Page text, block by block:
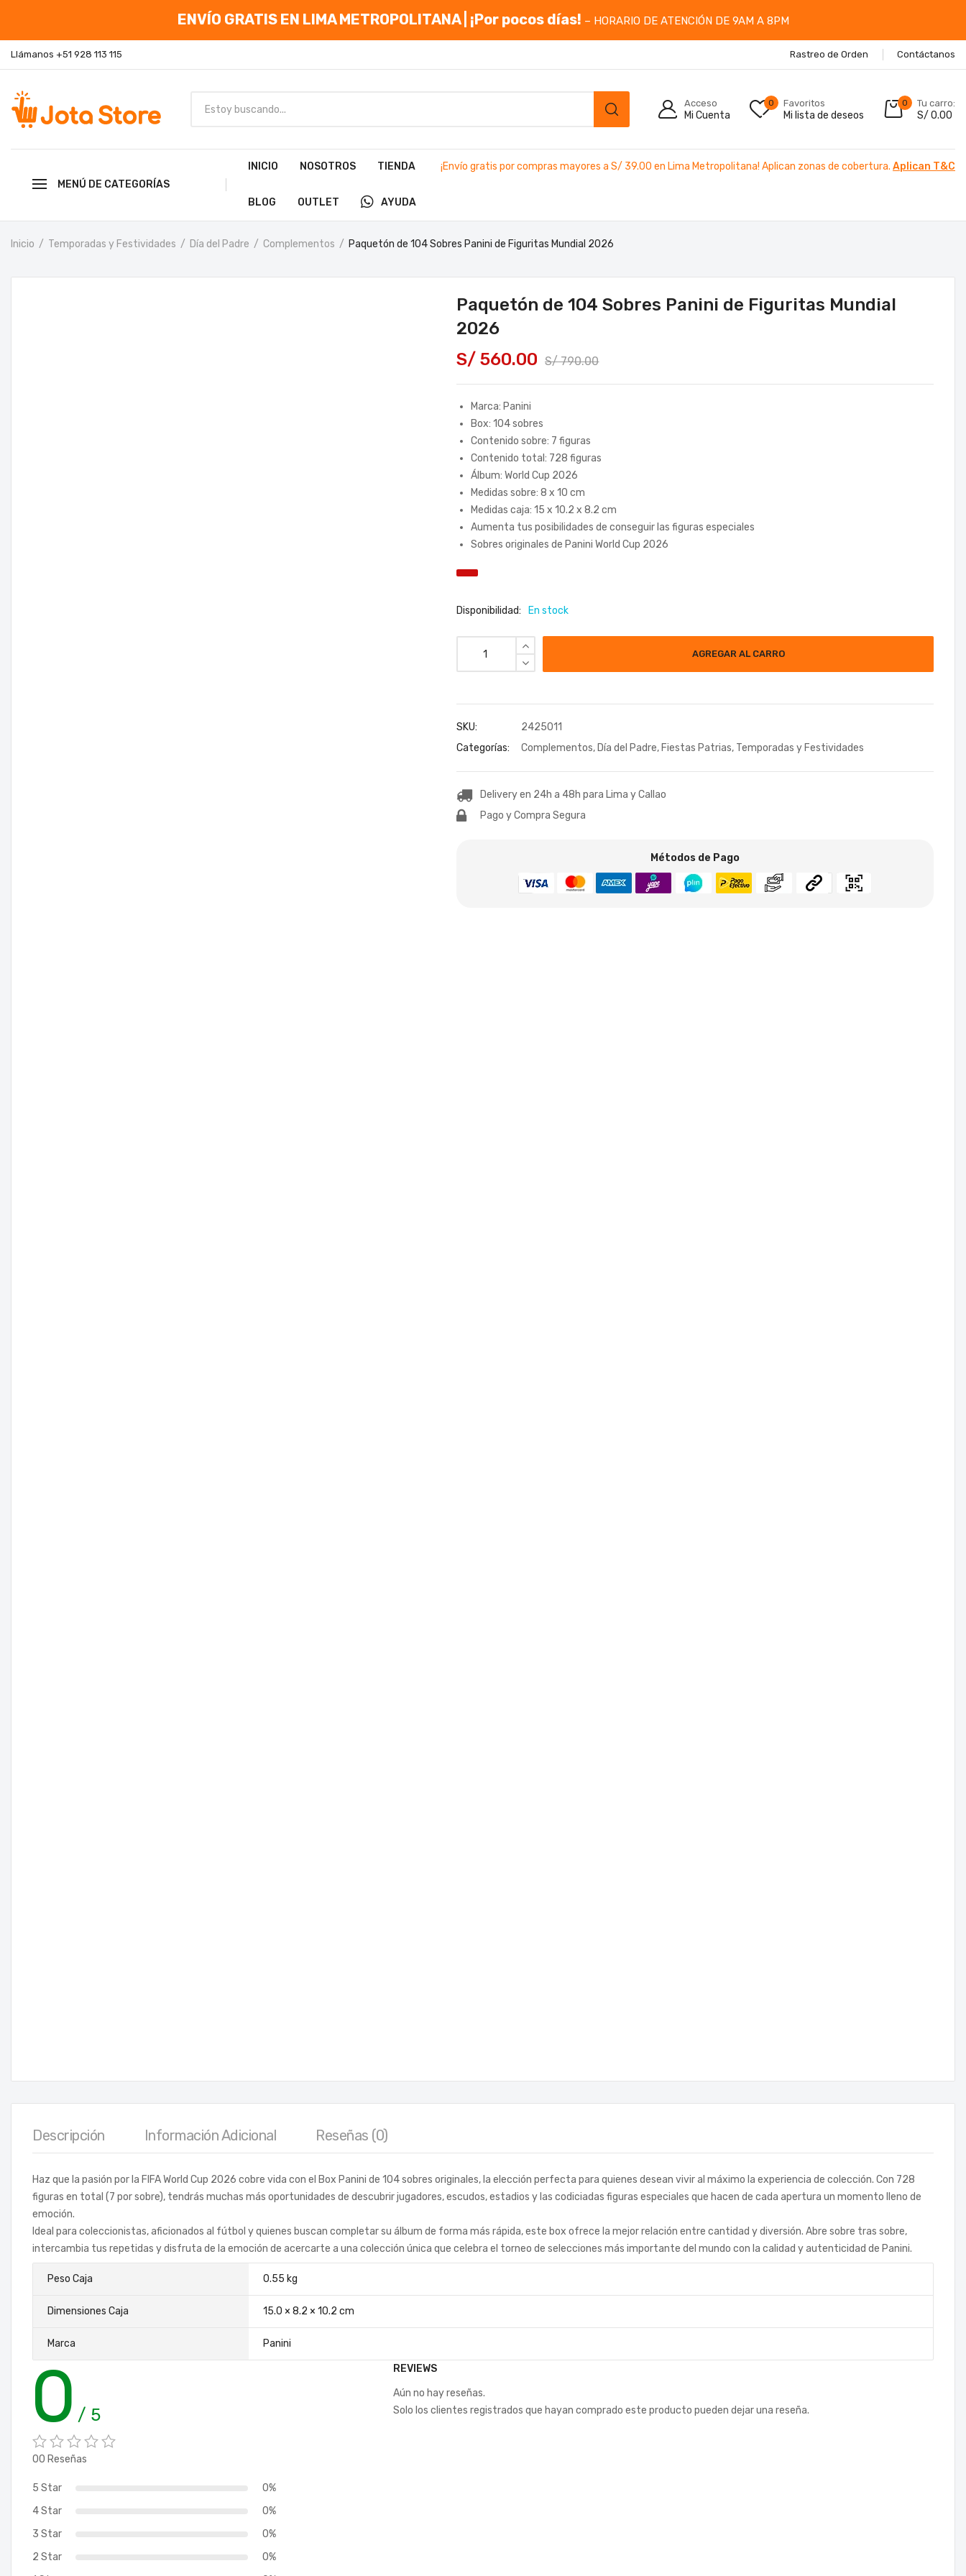
ENVÍO GRATIS EN LIMA METROPOLITANA | ¡Por pocos días! – HORARIO DE ATENCIÓN DE 9AM A 8PM
Llámanos +51 928 113 115 Rastreo de Orden Contáctanos
Acceso
Mi Cuenta
0 Favoritos
Mi lista de deseos
0 Tu carro:
S/ 0.00
MENÚ DE CATEGORÍAS
INICIO NOSOTROS TIENDA
BLOG OUTLET AYUDA
¡Envío gratis por compras mayores a S/ 39.00 en Lima Metropolitana! Aplican zonas de cobertura. Aplican T&C
Inicio Temporadas y Festividades Día del Padre Complementos Paquetón de 104 Sobres Panini de Figuritas Mundial 2026
Paquetón de 104 Sobres Panini de Figuritas Mundial
2026
S/790.00
S/ 560.00
Marca: Panini
Box: 104 sobres
Contenido sobre: 7 figuras
Contenido total: 728 figuras
Álbum: World Cup 2026
Medidas sobre: 8 x 10 cm
Medidas caja: 15 x 10.2 x 8.2 cm
Aumenta tus posibilidades de conseguir las figuras especiales
Sobres originales de Panini World Cup 2026
Disponibilidad: En stock
AGREGAR AL CARRO
SKU:
2425011
Categorías:
Complementos, Día del Padre, Fiestas Patrias, Temporadas y Festividades
Delivery en 24h a 48h para Lima y Callao
Pago y Compra Segura
Métodos de Pago
Descripción Información Adicional Reseñas (0)
Haz que la pasión por la FIFA World Cup 2026 cobre vida con el Box Panini de 104 sobres originales, la elección perfecta para quienes desean vivir al máximo la experiencia de colección. Con 728
figuras en total (7 por sobre), tendrás muchas más oportunidades de descubrir jugadores, escudos, estadios y las codiciadas figuras especiales que hacen de cada apertura un momento lleno de
emoción.
Ideal para coleccionistas, aficionados al fútbol y quienes buscan completar su álbum de forma más rápida, este box ofrece la mejor relación entre cantidad y diversión. Abre sobre tras sobre,
intercambia tus repetidas y disfruta de la emoción de acercarte a una colección única que celebra el torneo de selecciones más importante del mundo con la calidad y autenticidad de Panini.
Peso Caja 0.55 kg
Dimensiones Caja 15.0 × 8.2 × 10.2 cm
Marca Panini
0 / 5
00 Reseñas
5 Star
0%
4 Star
0%
3 Star
0%
2 Star
0%
REVIEWS
Aún no hay reseñas.
Solo los clientes registrados que hayan comprado este producto pueden dejar una reseña.